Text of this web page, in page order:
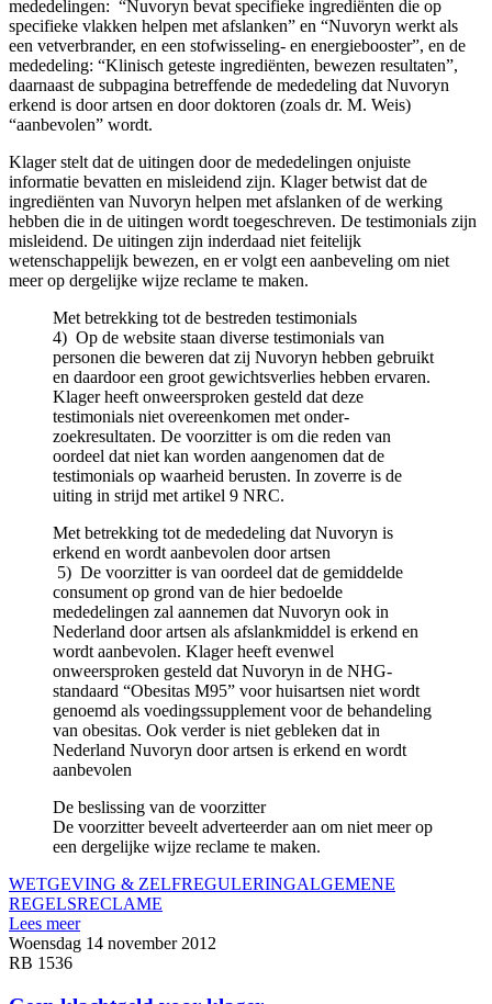
mededelingen: “Nuvoryn bevat specifieke ingrediënten die op
specifieke vlakken helpen met afslanken” en “Nuvoryn werkt als
een vetverbrander, en een stofwisseling- en energiebooster”, en de
mededeling: “Klinisch geteste ingre­diën­ten, bewezen resultaten”,
daarnaast de subpagina betreffende de mededeling dat Nuvoryn
erkend is door artsen en door doktoren (zoals dr. M. Weis)
“aanbevolen” wordt.
Klager stelt dat de uitingen door de mededelingen on­juiste
informatie bevatten en misleidend zijn. Klager betwist dat de
ingrediënten van Nu­voryn hel­pen met afslanken of de werking
hebben die in de uitingen wordt toe­ge­schreven. De testimonials zijn
misleidend. De uitingen zijn inderdaad niet feitelijk
wetenschappelijk bewezen, en er volgt een aanbeveling om niet
meer op dergelijke wijze reclame te maken.
Met betrekking tot de bestreden testimonials
4) Op de website staan diverse testimonials van
personen die beweren dat zij Nuvoryn heb­ben gebruikt
en daardoor een groot gewichtsverlies hebben ervaren.
Klager heeft onweer­spro­ken gesteld dat deze
testimonials niet overeenkomen met on­der­
zoekresultaten. De voorzitter is om die reden van
oordeel dat niet kan worden aangeno­men dat de
testimonials op waarheid berusten. In zoverre is de
uiting in strijd met artikel 9 NRC.
Met betrekking tot de mededeling dat Nuvoryn is
erkend en wordt aanbevolen door artsen
5) De voorzitter is van oordeel dat de gemiddelde
consument op grond van de hier bedoelde
mededelingen zal aannemen dat Nuvoryn ook in
Nederland door artsen als afslank­mid­del is erkend en
wordt aanbevolen. Klager heeft evenwel
onweersproken gesteld dat Nuvoryn in de NHG-
standaard “Obesitas M95” voor huisartsen niet wordt
genoemd als voedingssupple­ment voor de behandeling
van obesitas. Ook verder is niet gebleken dat in
Nederland Nuvo­ryn door artsen is erkend en wordt
aanbevolen
De beslissing van de voorzitter
De voorzitter beveelt adverteerder aan om niet meer op
een dergelijke wijze reclame te maken.
WETGEVING & ZELFREGULERINGALGEMENE
REGELSRECLAME
Lees meer
Woensdag 14 november 2012
RB 1536